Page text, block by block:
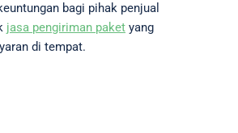
bagi pihak penjual
jasa pengiriman paket yang
di tempat.